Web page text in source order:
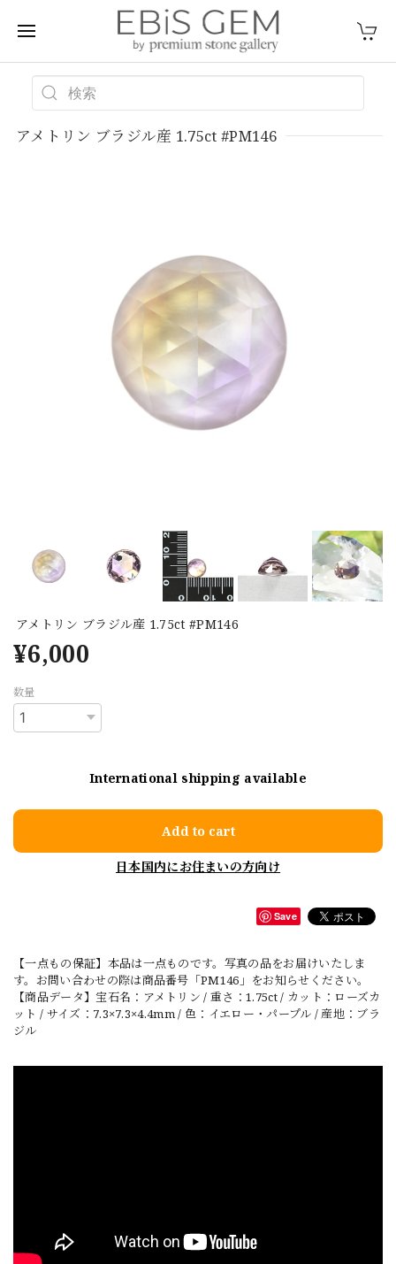
アメトリン ブラジル産 1.75ct #PM146
アメトリン ブラジル産 1.75ct #PM146
¥6,000
数量
International shipping available
Add to cart
日本国内にお住まいの方向け
Save
【一点もの保証】本品は一点ものです。写真の品をお届けいたしま
す。お問い合わせの際は商品番号「PM146」をお知らせください。
【商品データ】宝石名：アメトリン / 重さ：1.75ct / カット：ローズカ
ット / サイズ：7.3×7.3×4.4mm / 色：イエロー・パープル / 産地：ブラ
ジル